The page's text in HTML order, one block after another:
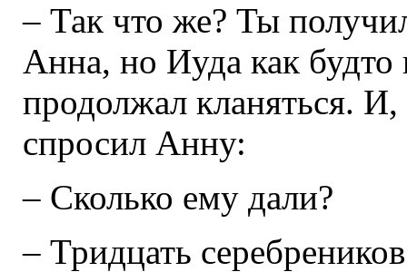
– Так что же? Ты
Анна, но Иуда как будто
продолжал кланяться. И,
спросил Анну:
– Сколько ему дали?
– Тридцать